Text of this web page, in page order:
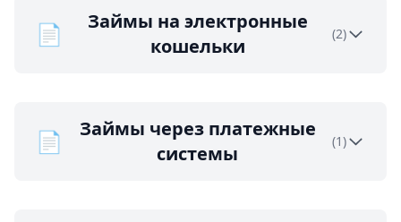
📄
Займы на электронные
кошельки
(2)
📄
Займы через платежные
системы
(1)